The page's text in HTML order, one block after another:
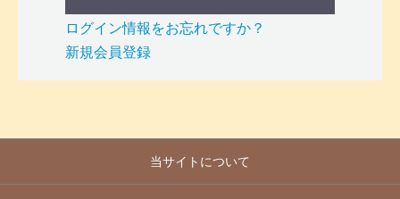
ログイン情報をお忘れですか？
新規会員登録
当サイトについて